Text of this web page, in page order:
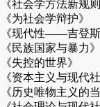
《社会学方法新规则
《为社会学辩护》
《现代性——吉登斯
《民族国家与暴力》
《失控的世界》
《资本主义与现代
《历史唯物主义的